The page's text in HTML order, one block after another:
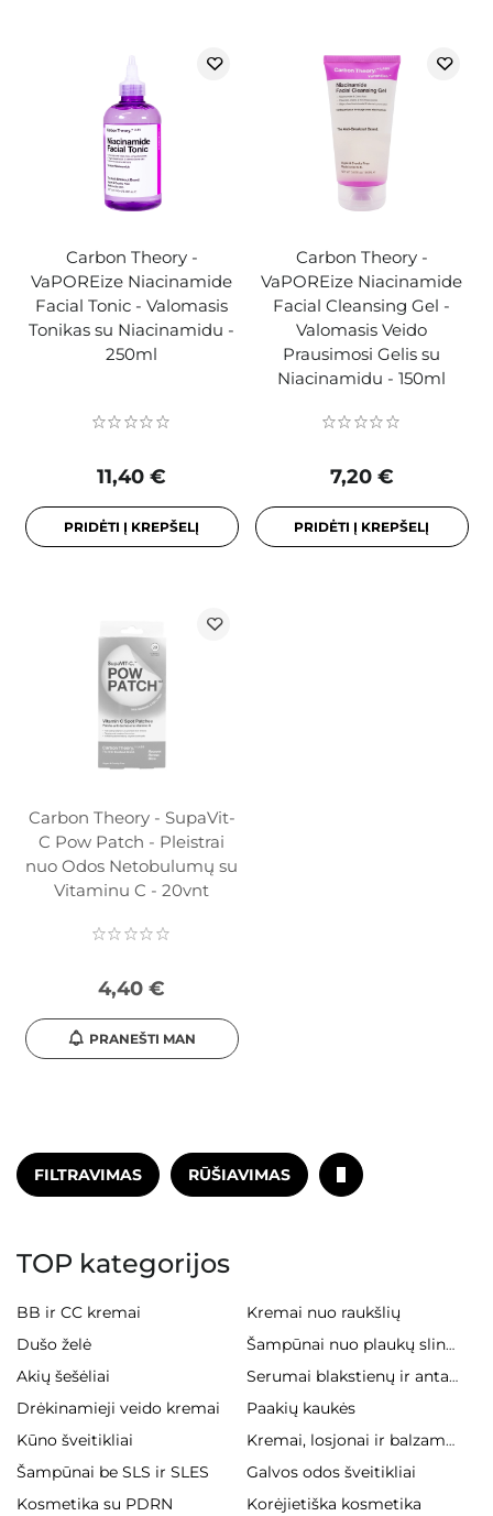
Carbon Theory -
VaPOREize Niacinamide
Facial Tonic - Valomasis
Tonikas su Niacinamidu -
250ml
11,40 €
PRIDĖTI Į KREPŠELĮ
Carbon Theory -
VaPOREize Niacinamide
Facial Cleansing Gel -
Valomasis Veido
Prausimosi Gelis su
Niacinamidu - 150ml
7,20 €
PRIDĖTI Į KREPŠELĮ
Carbon Theory - SupaVit-
C Pow Patch - Pleistrai
nuo Odos Netobulumų su
Vitaminu C - 20vnt
4,40 €
PRANEŠTI MAN
FILTRAVIMAS RŪŠIAVIMAS
TOP kategorijos
BB ir CC kremai
Kremai nuo raukšlių
Dušo želė
Šampūnai nuo plaukų slinkimo
Akių šešėliai Serumai blakstienų ir antakiams
Drėkinamieji veido kremai
Paakių kaukės
Kūno šveitikliai
Kremai, losjonai ir balzamai kūnui
Šampūnai be SLS ir SLES
Galvos odos šveitikliai
Kosmetika su PDRN
Korėjietiška kosmetika